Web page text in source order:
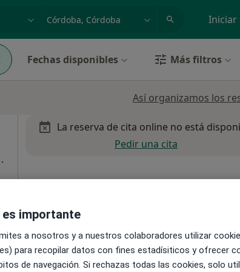
o nombre
p. ej. Madrid Iniciar
Fechas disponibles Más filtros
Así organizamos los
·
La reserva de cita online no está
Pedir una cita
importante
a nosotros y a nuestros colaboradores utilizar
para recopilar datos con fines estadísiticos y ofrecer
de navegación. Si rechazas todas las cookies, solo